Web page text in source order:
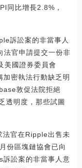
同比增長2.8%，
訴訟案的非當事人
官申請提交一份非
美國證券委員會
密執法行動缺乏明
敦促法院拒絕
透明度，那些試圖
法官在Ripple出售未
份區塊鏈協會已向
訟案的非當事人意